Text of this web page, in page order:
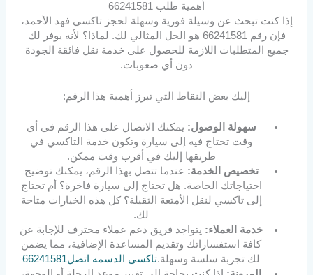
أهمية طلب 66241581
إذا كنت تبحث عن وسيلة فورية وسهلة لحجز تاكسي فهد الأحمد،
فإن رقم 66241581 هو الحل المثالي لك. لماذا؟ لأنه يوفر لك
جميع المتطلبات اللازمة للحصول على خدمة نقل فائقة الجودة
دون أي صعوبات.
إليك بعض النقاط التي تبرز أهمية هذا الرقم:
سهولة الوصول: يمكنك الاتصال على هذا الرقم في أي
وقت تحتاج فيه إلى سيارة وتكون خدمة التاكسي في
طريقها إليك في أقرب وقت ممكن.
تخصيص الخدمة: عندما تتصل بهذا الرقم، يمكنك توضيح
احتياجاتك الخاصة. هل تحتاج إلى سيارة فاخرة؟ أم تحتاج
إلى تاكسي لنقل الأمتعة الثقيلة؟ كل هذه الخيارات متاحة
لك.
خدمة العملاء: يتواجد فريق دعم عملاء محترف للإجابة عن
كافة استفساراتك وتقديم المساعدة الإضافية، مما يضمن
لك تجربة سلسة وسهلة.تاكسي الدسمه اتصل66241581